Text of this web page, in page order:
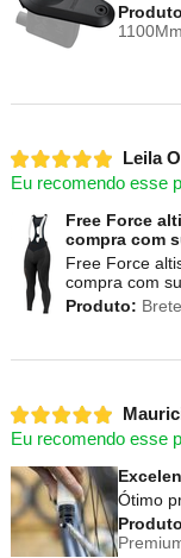
Leila
Eu recomendo esse
Free Force
compra com
Free Force
compra com
Produto:
Eu recomendo esse
Ótimo